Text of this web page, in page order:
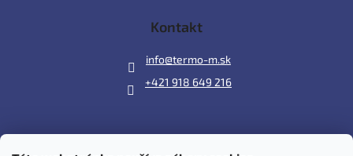
Kontakt
info@termo-m.sk
+421 918 649 216